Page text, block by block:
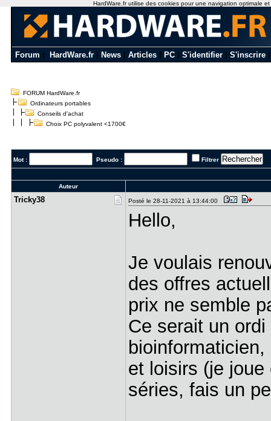
Forum HardWare.fr News Articles PC S'identifier S'inscrire
FORUM HardWare.fr
Ordinateurs portables
Conseils d'achat
Choix PC polyvalent <1700€
Mot : Pseudo : Filtrer
Auteur
Tricky38 Posté le 28-11-2021 à 13:44:00
Hello,
Je voulais
des offres
prix ne semble
Ce serait un
et loisirs (je
séries, fais un
HardWare.fr utilise des cookies pour une navigation optimale